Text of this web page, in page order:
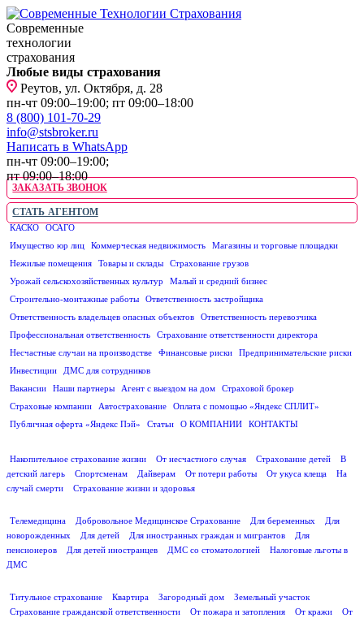
Современные
технологии
страхования
Любые виды страхования
Реутов, ул. Октября, д. 28
пн-чт 09:00–19:00; пт 09:00–18:00
8 (800) 101-70-29
info@stsbroker.ru
Написать в WhatsApp
пн-чт 09:00–19:00;
пт 09:00–18:00
ЗАКАЗАТЬ ЗВОНОК
СТАТЬ АГЕНТОМ
КАСКО ОСАГО
Имущество юр лиц
Коммерческая недвижимость
Магазины и торговые площадки
Нежилые помещения
Товары и склады
Страхование грузов
Урожай сельскохозяйственных культур
Малый и средний бизнес
Строительно-монтажные работы
Ответственность застройщика
Ответственность владельцев опасных объектов
Ответственность перевозчика
Профессиональная ответственность
Страхование ответственности директора
Несчастные случаи на производстве
Финансовые риски
Предпринимательские риски
Инвестиции
ДМС для сотрудников
Вакансии
Наши партнеры Агент с выездом на дом
Страховой брокер
Страховые компании
Автострахование
Оплата с помощью «Яндекс СПЛИТ»
Публичная оферта «Яндекс Пэй»
Статьи О КОМПАНИИ
КОНТАКТЫ
Накопительное страхование жизни
От несчастного случая Страхование детей
В
детский лагерь
Спортсменам Дайверам От потери работы От укуса клеща
На
случай смерти
Страхование жизни и здоровья
Телемедицина
Добровольное Медицинское Страхование Для беременных
Для
новорожденных
Для детей Для иностранных граждан и мигрантов
Для
пенсионеров
Для детей иностранцев ДМС со стоматологией
Налоговые льготы в
ДМС
Титульное страхование
Квартира Загородный дом
Земельный участок
Страхование гражданской ответственности
От пожара и затопления От кражи
От